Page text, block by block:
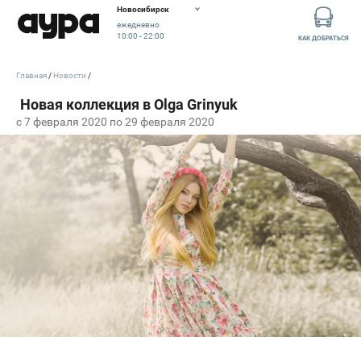
Новосибирск
ежедневно
10:00 - 22:00
КАК ДОБРАТЬСЯ
c 7 февраля 2020 по 29 февраля 2020
Главная Новости